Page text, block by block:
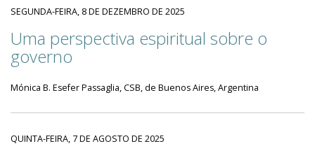
SEGUNDA-FEIRA, 8 DE DEZEMBRO DE 2025
Uma perspectiva espiritual sobre o
governo
Mónica B. Esefer Passaglia, CSB, de Buenos Aires, Argentina
QUINTA-FEIRA, 7 DE AGOSTO DE 2025